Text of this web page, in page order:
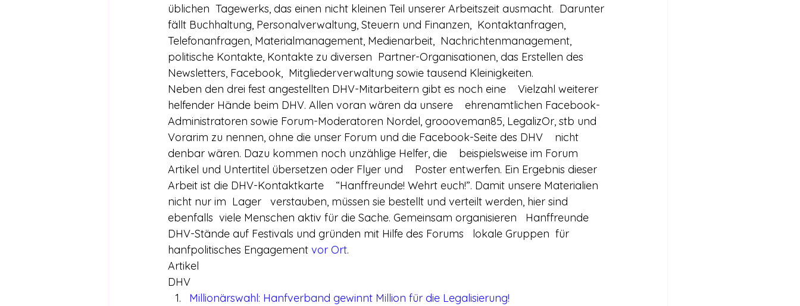
Recht & Urteile Schäden durch Prohibition Panorama & Merkwürdiges Veranstaltungsbericht
Stimmen gegen die Legalisierung Streckmittel Wirtschaft Test Wissenschaft
Wissenschaft zu Drogenpolitik und a
üblichen  Tagewerks, das einen nicht kleinen Teil unserer Arbeitszeit ausmacht.  Darunter
fällt Buchhaltung, Personalverwaltung, Steuern und Finanzen,  Kontaktanfragen,
Telefonanfragen, Materialmanagement, Medienarbeit,  Nachrichtenmanagement,
politische Kontakte, Kontakte zu diversen  Partner-Organisationen, das Erstellen des
Newsletters, Facebook,  Mitgliederverwaltung sowie tausend Kleinigkeiten.
Neben den drei fest angestellten DHV-Mitarbeitern gibt es noch eine    Vielzahl weiterer
helfender Hände beim DHV. Allen voran wären da unsere    ehrenamtlichen Facebook-
Administratoren sowie Forum-Moderatoren Nordel, groooveman85, LegalizOr, stb und
Vorarim zu nennen, ohne die unser Forum und die Facebook-Seite des DHV    nicht
denbar wären. Dazu kommen noch unzählige Helfer, die    beispielsweise im Forum
Artikel und Untertitel übersetzen oder Flyer und    Poster entwerfen. Ein Ergebnis dieser
Arbeit ist die DHV-Kontaktkarte    “Hanffreunde! Wehrt euch!”. Damit unsere Materialien
nicht nur im  Lager   verstauben, müssen sie bestellt und verteilt werden, hier sind
ebenfalls  viele Menschen aktiv für die Sache. Gemeinsam organisieren   Hanffreunde
DHV-Stände auf Festivals und gründen mit Hilfe des Forums   lokale Gruppen  für
hanfpolitisches Engagement vor Ort.
Artikel
DHV
Millionärswahl: Hanfverband gewinnt Million für die Legalisierung!